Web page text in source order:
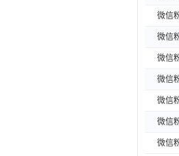
微信
微信
微信
微信
微信
微信
微信